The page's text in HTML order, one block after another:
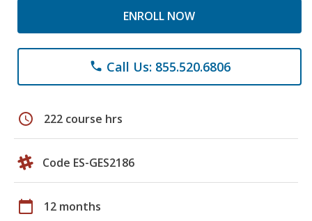
ENROLL NOW
phone Call Us: 855.520.6806
schedule 222 course hrs
Code ES-GES2186
calendar_today 12 months